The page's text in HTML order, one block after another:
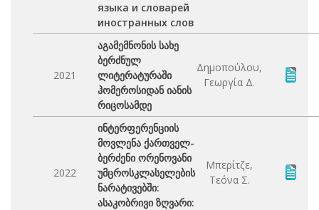
языка и словарей
иностранных слов
2021
აგამემნონის სახე
ბერძნულ
ლიტერატურაში
ჰომეროსიდან იანის
რიცოსამდე
Δημοπούλου,
Γεωργία Δ.
2022
ინტერფერენციის
მოვლენა ქართველ-
ბერძენი ორენოვანი
უმცროსკლასელების
ნარატივებში:
ასაკობრივი ზღვარი:
Μπερίτζε,
Τεόνα Σ.